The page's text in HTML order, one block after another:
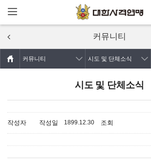
주요콘텐츠로
커뮤니티
커뮤니티 시도 및 단체소식
시도 및 단체소식
작성자 작성일 1899.12.30 조회